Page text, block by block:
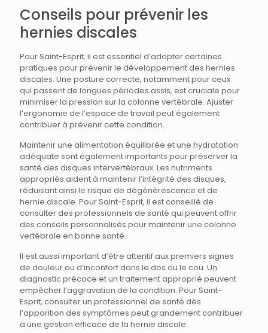
Conseils pour prévenir les
hernies discales
Pour Saint-Esprit, il est essentiel d’adopter certaines
pratiques pour prévenir le développement des hernies
discales. Une posture correcte, notamment pour ceux
qui passent de longues périodes assis, est cruciale pour
minimiser la pression sur la colonne vertébrale. Ajuster
l’ergonomie de l’espace de travail peut également
contribuer à prévenir cette condition.
Maintenir une alimentation équilibrée et une hydratation
adéquate sont également importants pour préserver la
santé des disques intervertébraux. Les nutriments
appropriés aident à maintenir l’intégrité des disques,
réduisant ainsi le risque de dégénérescence et de
hernie discale. Pour Saint-Esprit, il est conseillé de
consulter des professionnels de santé qui peuvent offrir
des conseils personnalisés pour maintenir une colonne
vertébrale en bonne santé.
Il est aussi important d’être attentif aux premiers signes
de douleur ou d’inconfort dans le dos ou le cou. Un
diagnostic précoce et un traitement approprié peuvent
empêcher l’aggravation de la condition. Pour Saint-
Esprit, consulter un professionnel de santé dès
l’apparition des symptômes peut grandement contribuer
à une gestion efficace de la hernie discale.